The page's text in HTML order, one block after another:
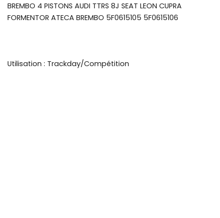
BREMBO 4 PISTONS AUDI TTRS 8J SEAT LEON CUPRA
FORMENTOR ATECA BREMBO 5F0615105 5F0615106
Utilisation : Trackday/Compétition